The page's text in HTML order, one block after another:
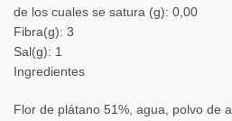
de los cuales se satura (g): 0,00
Fibra(g): 3
Sal(g): 1
Ingredientes
Flor de plátano 51%, agua, polvo de